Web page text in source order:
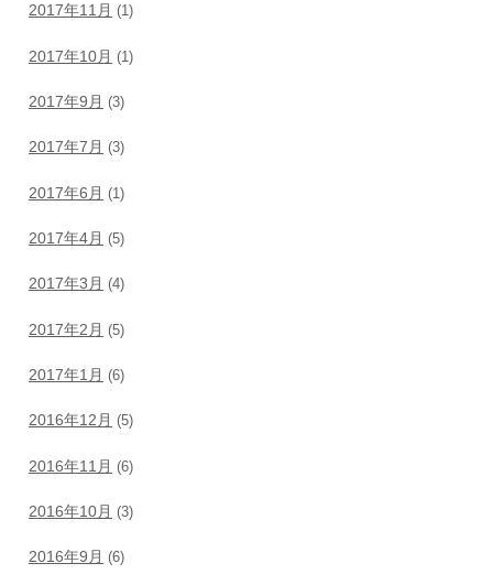
2017年11月 (1)
2017年10月 (1)
2017年9月 (3)
2017年7月 (3)
2017年6月 (1)
2017年4月 (5)
2017年3月 (4)
2017年2月 (5)
2017年1月 (6)
2016年12月 (5)
2016年11月 (6)
2016年10月 (3)
2016年9月 (6)